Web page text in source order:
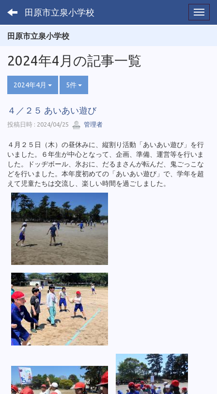
田原市立泉小学校
田原市立泉小学校
2024年4月の記事一覧
2024年4月 5件
４／２５ あいあい遊び
投稿日時 : 2024/04/25 管理者
４月２５日（木）の昼休みに、縦割り活動「あいあい遊び」を行
いました。６年生が中心となって、企画、準備、運営等を行いま
した。ドッヂボール、氷おに、だるまさんが転んだ、鬼ごっこな
どを行いました。本年度初めての「あいあい遊び」で、学年を超
えて児童たちは交流し、楽しい時間を過ごしました。